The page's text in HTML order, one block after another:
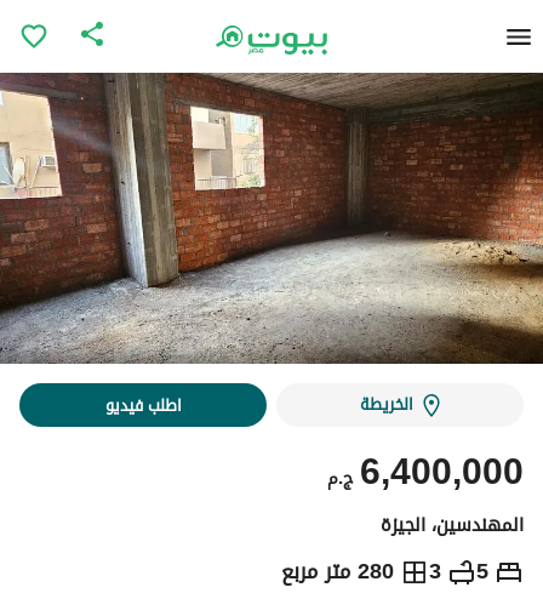
الخريطة اطلب فيديو
ج.م 6,400,000
المهندسين، الجيزة
5
3 280 متر مربع ج.م 6,400,000